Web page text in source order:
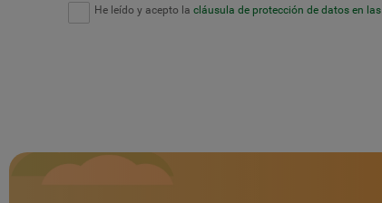
He leído y acepto la cláusula de protección de datos en